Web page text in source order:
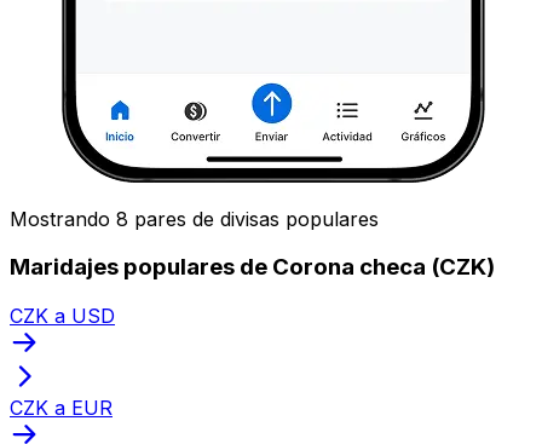
Mostrando 8 pares de divisas populares
Maridajes populares de Corona checa (CZK)
CZK a USD
CZK a EUR